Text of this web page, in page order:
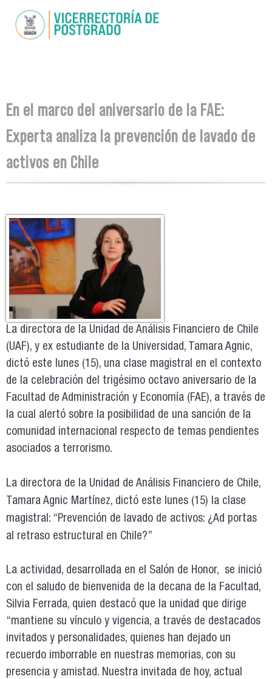
main
You are here
En el marco del aniversario de la FAE:
Experta analiza la prevención de lavado de
activos en Chile
La directora de la Unidad de Análisis Financiero de Chile
(UAF), y ex estudiante de la Universidad, Tamara Agnic,
dictó este lunes (15), una clase magistral en el contexto
de la celebración del trigésimo octavo aniversario de la
Facultad de Administración y Economía (FAE), a través de
la cual alertó sobre la posibilidad de una sanción de la
comunidad internacional respecto de temas pendientes
asociados a terrorismo.
La directora de la Unidad de Análisis Financiero de Chile,
Tamara Agnic Martínez, dictó este lunes (15) la clase
magistral: “Prevención de lavado de activos: ¿Ad portas
al retraso estructural en Chile?”
La actividad, desarrollada en el Salón de Honor, se inició
con el saludo de bienvenida de la decana de la Facultad,
Silvia Ferrada, quien destacó que la unidad que dirige
“mantiene su vínculo y vigencia, a través de destacados
invitados y personalidades, quienes han dejado un
recuerdo imborrable en nuestras memorias, con su
presencia y amistad. Nuestra invitada de hoy, actual